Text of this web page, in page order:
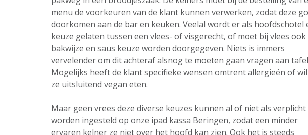
menu de voorkeuren van de klant kunnen verwerken, zodat deze
doorkomen aan de bar en keuken. Veelal wordt er als hoofdschotel
keuze gelaten tussen een vlees- of visgerecht, of moet bij vlees ook
bakwijze en saus keuze worden doorgegeven. Niets is immers
vervelender om dit achteraf alsnog te moeten gaan vragen aan
Mogelijks heeft de klant specifieke wensen omtrent allergieën of
ze uitsluitend vegan eten.
Maar geen vrees deze diverse keuzes kunnen al of niet als verplicht
worden ingesteld op onze ipad kassa Beringen, zodat een minder
ervaren kelner ze niet over het hoofd kan zien. Ook het is steeds